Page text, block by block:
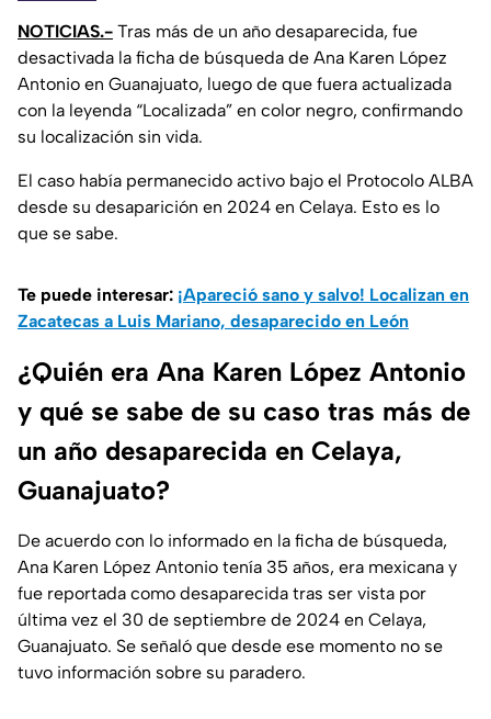
NOTICIAS.- Tras más de un año desaparecida, fue
desactivada la ficha de búsqueda de Ana Karen López
Antonio en Guanajuato, luego de que fuera actualizada
con la leyenda “Localizada” en color negro, confirmando
su localización sin vida.
El caso había permanecido activo bajo el Protocolo ALBA
desde su desaparición en 2024 en Celaya. Esto es lo
que se sabe.
Te puede interesar: ¡Apareció sano y salvo! Localizan en
Zacatecas a Luis Mariano, desaparecido en León
¿Quién era Ana Karen López Antonio
y qué se sabe de su caso tras más de
un año desaparecida en Celaya,
Guanajuato?
De acuerdo con lo informado en la ficha de búsqueda,
Ana Karen López Antonio tenía 35 años, era mexicana y
fue reportada como desaparecida tras ser vista por
última vez el 30 de septiembre de 2024 en Celaya,
Guanajuato. Se señaló que desde ese momento no se
tuvo información sobre su paradero.